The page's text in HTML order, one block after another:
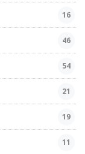
16
46
54
21
19
11